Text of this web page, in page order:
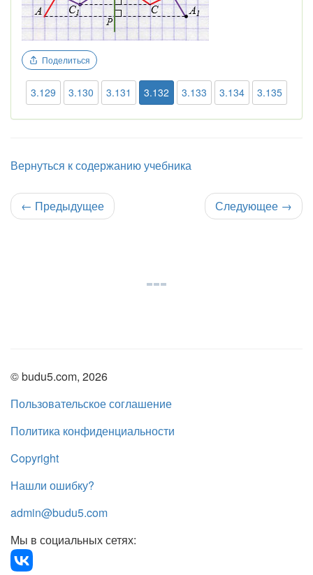
Поделиться
3.129 3.130 3.131 3.132 3.133 3.134 3.135
Вернуться к содержанию учебника
← Предыдущее Следующее →
© budu5.com, 2026
Пользовательское соглашение
Политика конфиденциальности
Copyright
Нашли ошибку?
admin@budu5.com
Мы в социальных сетях: